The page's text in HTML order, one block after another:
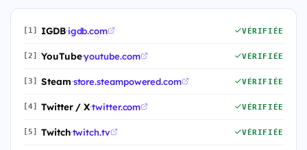
[1] IGDB·igdb.com VÉRIFIÉE
[2] YouTube·youtube.com VÉRIFIÉE
[3] Steam·store.steampowered.com VÉRIFIÉE
[4] Twitter / X·twitter.com VÉRIFIÉE
[5] Twitch·twitch.tv VÉRIFIÉE